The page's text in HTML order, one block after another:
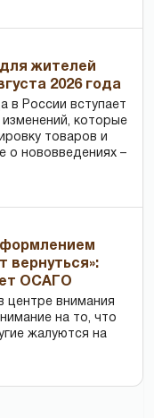
жителей
2026 года
в России вступает
которые
товаров и
о нововведениях –
вернуться»:
ОСАГО
центре внимания
на то, что
жалуются на